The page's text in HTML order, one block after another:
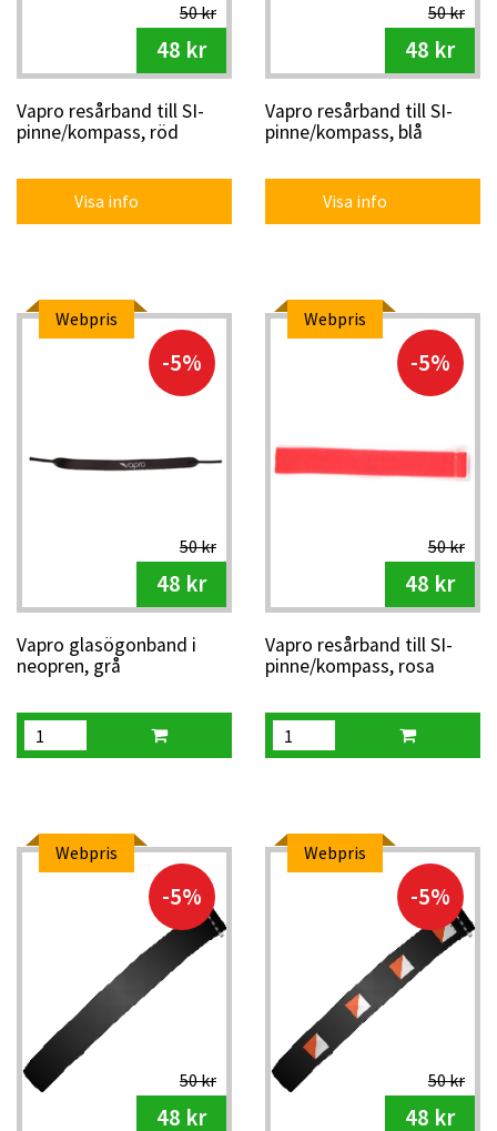
50 kr
48 kr
Vapro resårband till SI-
pinne/kompass, röd
Visa info
50 kr
48 kr
Vapro resårband till SI-
pinne/kompass, blå
Visa info
Webpris
-5%
50 kr
48 kr
Vapro glasögonband i
neopren, grå
Webpris
-5%
50 kr
48 kr
Vapro resårband till SI-
pinne/kompass, rosa
Webpris
-5%
50 kr
48 kr
Webpris
-5%
50 kr
48 kr